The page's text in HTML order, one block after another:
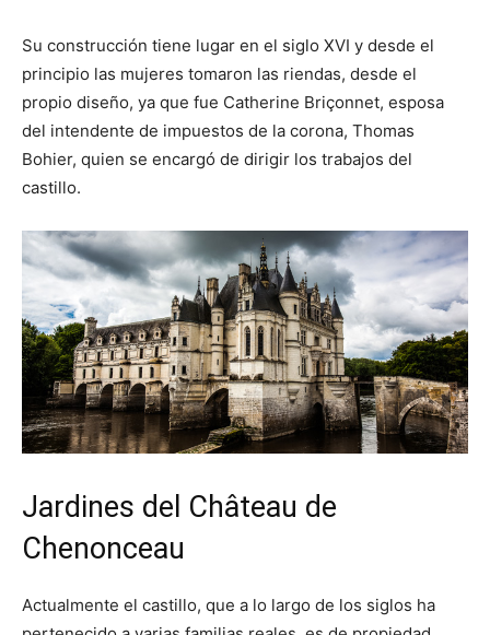
Su construcción tiene lugar en el siglo XVI y desde el
principio las mujeres tomaron las riendas, desde el
propio diseño, ya que fue Catherine Briçonnet, esposa
del intendente de impuestos de la corona, Thomas
Bohier, quien se encargó de dirigir los trabajos del
castillo.
Jardines del Château de
Chenonceau
Actualmente el castillo, que a lo largo de los siglos ha